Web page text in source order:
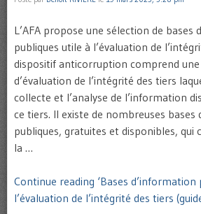
L’AFA propose une sélection de bases
publiques utile à l’évaluation de
dispositif anticorruption comprend
d’évaluation de l’intégrité des tiers
collecte et l’analyse de l’information
ce tiers. Il existe de nombreuses bases
publiques, gratuites et disponibles,
la …
Continue reading ‘Bases d’information
l’évaluation de l’intégrité des tiers (guide